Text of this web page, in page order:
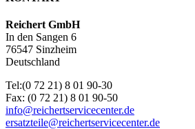
Reichert GmbH
In den Sangen 6
76547 Sinzheim
Deutschland
Tel:(0 72 21) 8 01 90-30
Fax: (0 72 21) 8 01 90-50
info@reichertservicecenter.de
ersatzteile@reichertservicecenter.de